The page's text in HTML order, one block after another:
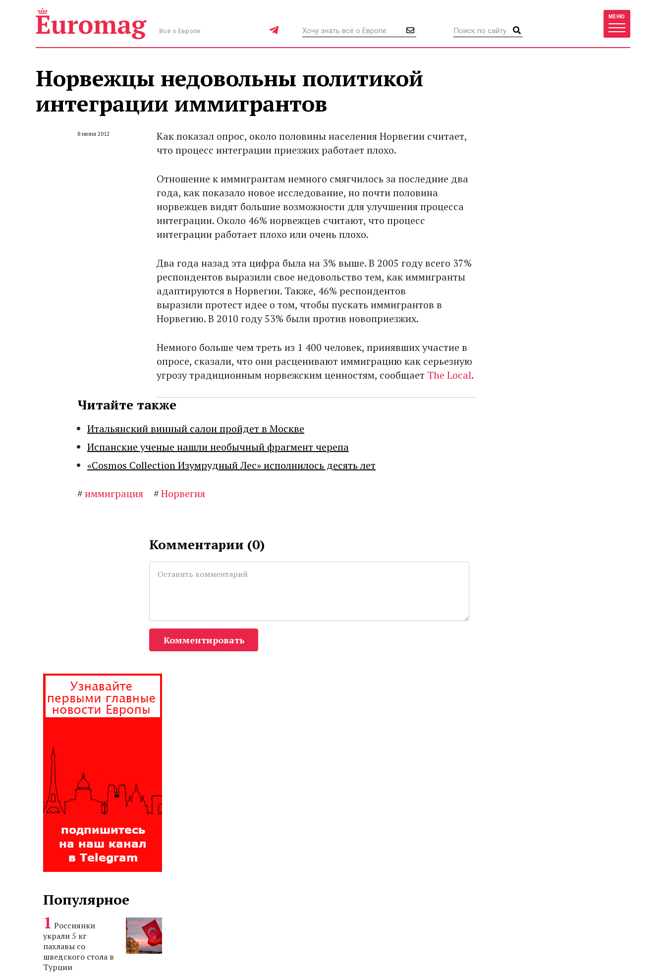
Всё о Европе
МЕНЮ
Норвежцы недовольны политикой
интеграции иммигрантов
8 июня 2012
Как показал опрос, около половины населения Норвегии считает,
что процесс интеграции приезжих работает плохо.
Отношение к иммигрантам немного смягчилось за последние два
года, как показало новое исследование, но почти половина
норвежцев видят большие возможности для улучшения процесса
интеграции. Около 46% норвежцев считают, что процесс
интеграции работает плохо или очень плохо.
Два года назад эта цифра была на 3% выше. В 2005 году всего 37%
респондентов выразили свое недовольство тем, как иммигранты
адаптируются в Норвегии. Также, 46% респондентов
выразили протест идее о том, чтобы пускать иммигрантов в
Норвегию. В 2010 году 53% были против новоприезжих.
Немного больше чем треть из 1 400 человек, принявших участие в
опросе, сказали, что они расценивают иммиграцию как серьезную
угрозу традиционным норвежским ценностям, сообщает The Local.
Читайте также
Итальянский винный салон пройдет в Москве
Испанские ученые нашли необычный фрагмент черепа
«Cosmos Collection Изумрудный Лес» исполнилось десять лет
#иммиграция #Норвегия
Комментарии (0)
Комментировать
Популярное
Россиянки
украли 5 кг
пахлавы со
шведского стола в
Турции